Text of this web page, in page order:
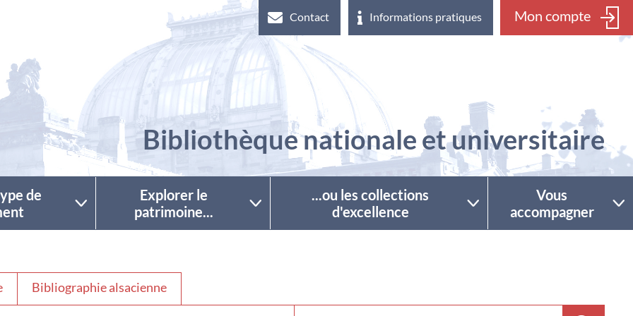
Contact Informations pratiques Mon compte
Bibliothèque nationale et universitaire
de
Explorer le
patrimoine...
...ou les collections
d'excellence
Vous
accompagner
Bibliographie alsacienne